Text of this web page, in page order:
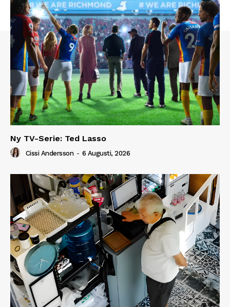
Ny TV-Serie: Ted Lasso
Cissi Andersson - 6 Augusti, 2026